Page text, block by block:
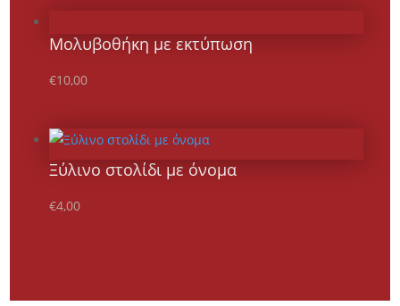
Μολυβοθήκη με εκτύπωση
€10,00
Ξύλινο στολίδι με όνομα
€4,00